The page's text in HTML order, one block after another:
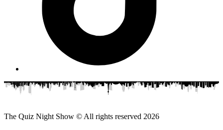
The Quiz Night Show © All rights reserved 2026